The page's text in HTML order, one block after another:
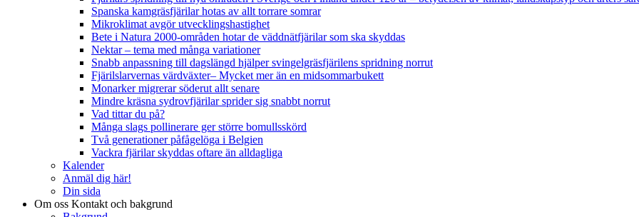
Spanska kamgräsfjärilar hotas av allt torrare somrar
Mikroklimat avgör utvecklingshastighet
Bete i Natura 2000-områden hotar de väddnätfjärilar som ska skyddas
Nektar – tema med många variationer
Snabb anpassning till dagslängd hjälper svingelgräsfjärilens spridning norrut
Fjärilslarvernas värdväxter– Mycket mer än en midsommarbukett
Monarker migrerar söderut allt senare
Mindre kräsna sydrovfjärilar sprider sig snabbt norrut
Vad tittar du på?
Många slags pollinerare ger större bomullsskörd
Två generationer påfågelöga i Belgien
Vackra fjärilar skyddas oftare än alldagliga
Kalender
Anmäl dig här!
Din sida
Om oss Kontakt och bakgrund